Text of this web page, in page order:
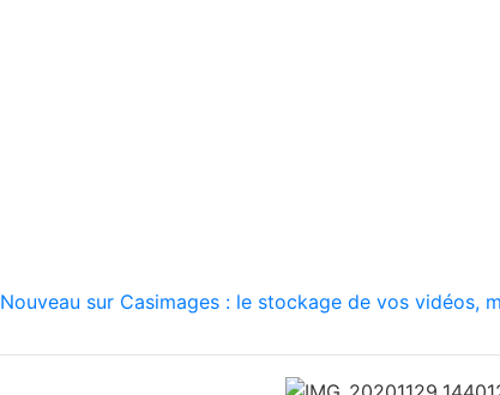
Nouveau sur Casimages : le stockage de vos vidéos,